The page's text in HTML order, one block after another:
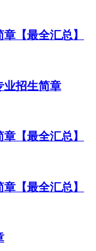
【最全汇总】
业招生简章
【最全汇总】
【最全汇总】